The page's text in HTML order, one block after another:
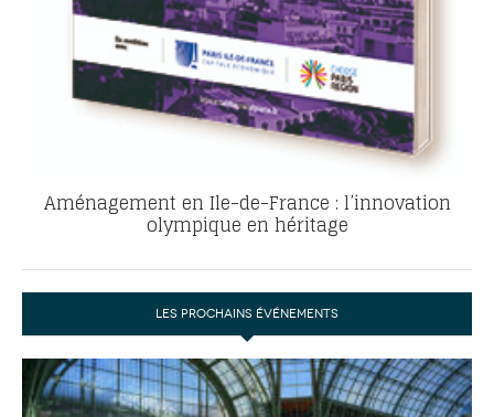
Aménagement en Ile-de-France : l’innovation
olympique en héritage
LES PROCHAINS ÉVÉNEMENTS